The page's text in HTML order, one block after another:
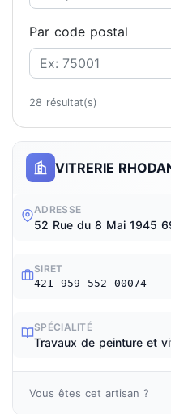
VITRERIE
ADRESSE
52 Rue du 8 Mai 1945
SIRET
421 959 552 00074
SPÉCIALITÉ
Travaux de peinture et
Vous êtes cet artisan ?
Par code postal
28 résultat(s)